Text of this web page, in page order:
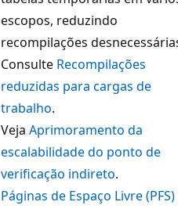
escopos, reduzindo
recompilações
Consulte Recompilações
reduzidas para cargas de
trabalho.
Veja Aprimoramento da
escalabilidade do ponto de
verificação indireto.
Páginas de Espaço Livre (PFS)